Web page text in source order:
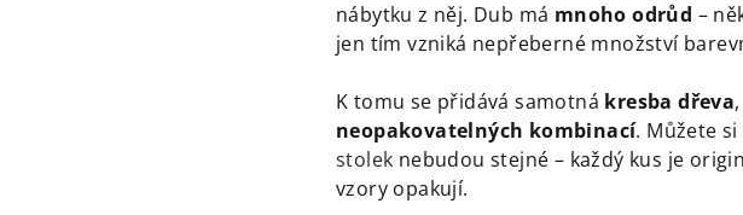
nábytku z něj. Dub má mnoho odrůd –
jen tím vzniká nepřeberné množství
K tomu se přidává samotná kresba dřeva
neopakovatelných kombinací. Můžete
stolek nebudou stejné – každý kus je
vzory opakují.